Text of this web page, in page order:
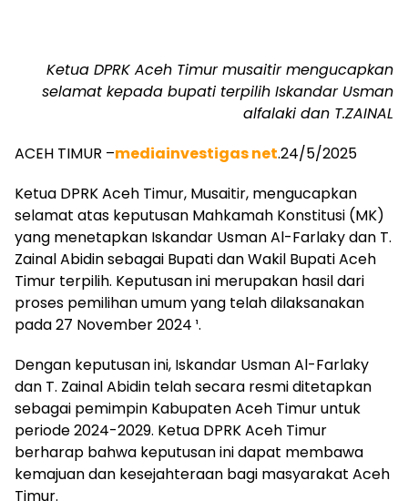
Ketua DPRK Aceh Timur musaitir mengucapkan
selamat kepada bupati terpilih Iskandar Usman
alfalaki dan T.ZAINAL
ACEH TIMUR –mediainvestigas net.24/5/2025
Ketua DPRK Aceh Timur, Musaitir, mengucapkan
selamat atas keputusan Mahkamah Konstitusi (MK)
yang menetapkan Iskandar Usman Al-Farlaky dan T.
Zainal Abidin sebagai Bupati dan Wakil Bupati Aceh
Timur terpilih. Keputusan ini merupakan hasil dari
proses pemilihan umum yang telah dilaksanakan
pada 27 November 2024 ¹.
Dengan keputusan ini, Iskandar Usman Al-Farlaky
dan T. Zainal Abidin telah secara resmi ditetapkan
sebagai pemimpin Kabupaten Aceh Timur untuk
periode 2024-2029. Ketua DPRK Aceh Timur
berharap bahwa keputusan ini dapat membawa
kemajuan dan kesejahteraan bagi masyarakat Aceh
Timur.